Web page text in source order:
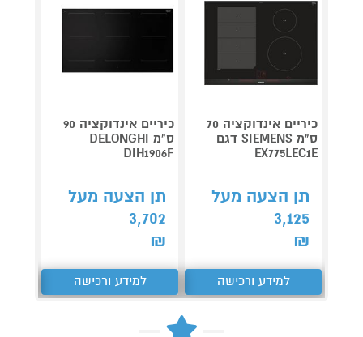
כיריים אינדוקציה 70
ס"מ SIEMENS דגם
EX775LEC1E
תן הצעה מעל
3,125
₪
למידע ורכישה
כיריים אינדוקציה 90
ס"מ DELONGHI
DIH1906F
תן הצעה מעל
3,702
₪
למידע ורכישה